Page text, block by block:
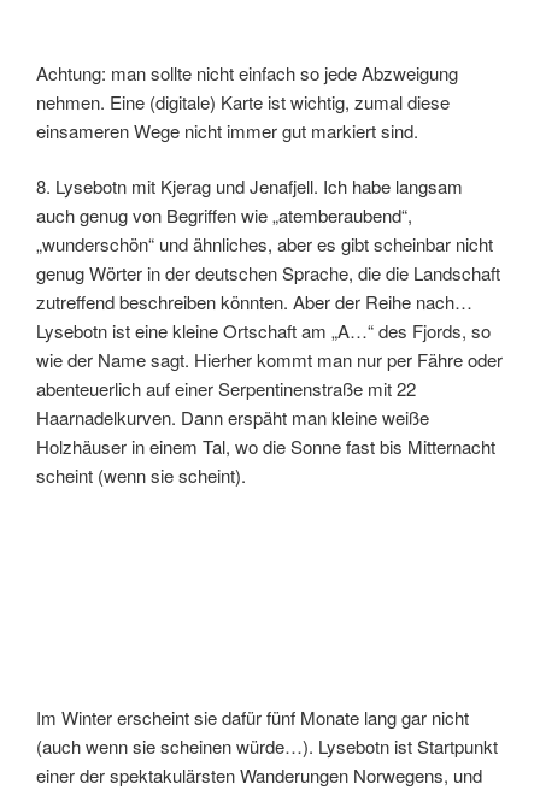
Achtung: man sollte nicht einfach so jede Abzweigung
nehmen. Eine (digitale) Karte ist wichtig, zumal diese
einsameren Wege nicht immer gut markiert sind.
8. Lysebotn mit Kjerag und Jenafjell. Ich habe langsam
auch genug von Begriffen wie „atemberaubend“,
„wunderschön“ und ähnliches, aber es gibt scheinbar nicht
genug Wörter in der deutschen Sprache, die die Landschaft
zutreffend beschreiben könnten. Aber der Reihe nach…
Lysebotn ist eine kleine Ortschaft am „A…“ des Fjords, so
wie der Name sagt. Hierher kommt man nur per Fähre oder
abenteuerlich auf einer Serpentinenstraße mit 22
Haarnadelkurven. Dann erspäht man kleine weiße
Holzhäuser in einem Tal, wo die Sonne fast bis Mitternacht
scheint (wenn sie scheint).
Im Winter erscheint sie dafür fünf Monate lang gar nicht
(auch wenn sie scheinen würde…). Lysebotn ist Startpunkt
einer der spektakulärsten Wanderungen Norwegens, und